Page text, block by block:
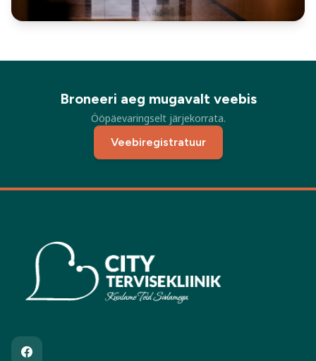
Broneeri aeg mugavalt veebis
Ööpäevaringselt järjekorrata.
Veebiregistratuur